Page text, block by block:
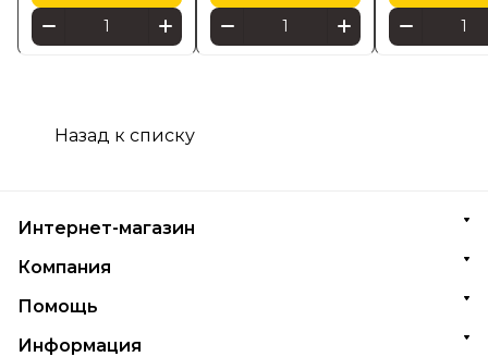
Назад к списку
Интернет-магазин
Компания
Помощь
Информация